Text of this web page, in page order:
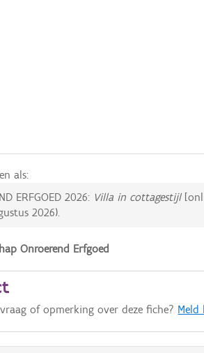
als:
ERFGOED 2026: Villa in cottagestijl
2026).
Onroerend Erfgoed
of opmerking over deze fiche?